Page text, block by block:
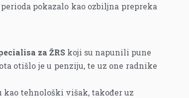
pokazalo kao ozbiljna prepreka
za ŽRS koji su napunili pune
otišlo je u penziju, te uz one radnike
tehnološki višak, također uz